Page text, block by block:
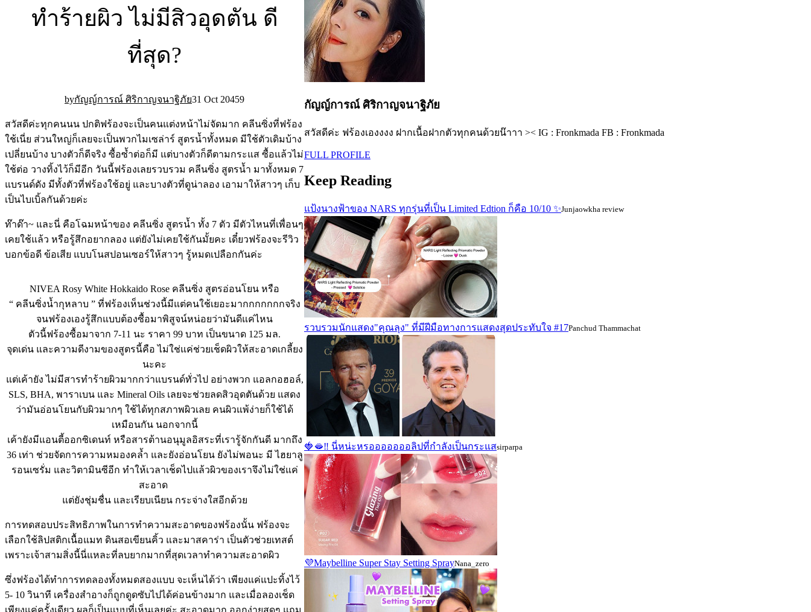
ทำร้ายผิว ไม่มีสิวอุดตัน ดี
ที่สุด?
กัญญ์การณ์ ศิริกาญจนาฐิภัย31 Oct 20459
สวัสดีค่ะทุกคนนน ปกติฟร้องจะเป็นคนแต่งหน้าไม่จัดมาก คลีนซิ่งที่ฟร้อง
ใช้เนี่ย ส่วนใหญ่ก็เลยจะเป็นพวกไมเซล่าร์ สูตรน้ำทั้งหมด มีใช้ตัวเดิมบ้าง
เปลี่ยนบ้าง บางตัวก็ดีจริง ซื้อซ้ำต่อก็มี แต่บางตัวก็ดีตามกระแส ซื้อแล้วไม่
ใช้ต่อ วางทิ้งไว้ก็มีอีก วันนี้ฟร้องเลยรวบรวม คลีนซิ่ง สูตรน้ำ มาทั้งหมด 7
แบรนด์ดัง มีทั้งตัวที่ฟร้องใช้อยู่ และบางตัวที่ดูน่าลอง เอามาให้สาวๆ เก็บ
เป็นไบเบิ้ลกันด้วยค่ะ
ท๊าด๊า~ และนี่ คือโฉมหน้าของ คลีนซิ่ง สูตรน้ำ ทั้ง 7 ตัว มีตัวไหนที่เพื่อนๆ
เคยใช้แล้ว หรือรู้สึกอยากลอง แต่ยังไม่เคยใช้กันมั้ยคะ เดี๋ยวฟร้องจะรีวิว
บอกข้อดี ข้อเสีย แบบโนสปอนเซอร์ให้สาวๆ รู้หมดเปลือกกันค่ะ
NIVEA Rosy White Hokkaido Rose คลีนซิ่ง สูตรอ่อนโยน หรือ
“ คลีนซิ่งน้ำกุหลาบ ” ที่ฟร้องเห็นช่วงนี้มีแต่คนใช้เยอะมากกกกกกกจริง
จนฟร้องเองรู้สึกแบบต้องซื้อมาพิสูจน์หน่อยว่ามันดีแค่ไหน
ตัวนี้ฟร้องซื้อมาจาก 7-11 นะ ราคา 99 บาท เป็นขนาด 125 มล.
จุดเด่น และความดีงามของสูตรนี้คือ ไม่ใช่แค่ช่วยเช็ดผิวให้สะอาดเกลี้ยง
นะคะ
แต่เค้ายัง ไม่มีสารทำร้ายผิวมากกว่าแบรนด์ทั่วไป อย่างพวก แอลกอฮอล์,
SLS, BHA, พาราเบน และ Mineral Oils เลยจะช่วยลดสิวอุดตันด้วย แสดง
ว่ามันอ่อนโยนกับผิวมากๆ ใช้ได้ทุกสภาพผิวเลย คนผิวแพ้ง่ายก็ใช้ได้
เหมือนกัน นอกจากนี้
เค้ายังมีแอนตี้ออกซิเดนท์ หรือสารต้านอนุมูลอิสระที่เรารู้จักกันดี มากถึง
36 เท่า ช่วยจัดการความหมองคล้ำ และยังอ่อนโยน ยังไม่พอนะ มี ไฮยาลู
รอนเซรั่ม และวิตามินซีอีก ทำให้เวลาเช็ดไปแล้วผิวของเราจึงไม่ใช่แค่
สะอาด
แต่ยังชุ่มชื่น และเรียบเนียน กระจ่างใสอีกด้วย
การทดสอบประสิทธิภาพในการทำความสะอาดของฟร้องนั้น ฟร้องจะ
เลือกใช้ลิปสติกเนื้อแมท ดินสอเขียนคิ้ว และมาสคาร่า เป็นตัวช่วยเทสต์
เพราะเจ้าสามสิ่งนี้นี่แหละที่ลบยากมากที่สุดเวลาทำความสะอาดผิว
ซึ่งฟร้องได้ทำการทดลองทั้งหมดสองแบบ จะเห็นได้ว่า เพียงแค่แปะทิ้งไว้
5- 10 วินาที เครื่องสำอางก็ถูกดูดซับไปได้ค่อนข้างมาก และเมื่อลองเช็ด
เพียงแค่ครั้งเดียว ผลก็เป็นแบบที่เห็นเลยค่ะ สะอาดมาก ออกง่ายสุดๆ แถม
กัญญ์การณ์ ศิริกาญจนาฐิภัย
สวัสดีค่ะ ฟร้องเองงงง ฝากเนื้อฝากตัวทุกคนด้วยน๊าาา >< IG : Fronkmada FB : Fronkmada
FULL PROFILE
Keep Reading
แป้งนางฟ้าของ NARS ทุกรุ่นที่เป็น Limited Edtion ก็คือ 10/10 ✨Junjaowkha review
รวบรวมนักแสดง"คุณลุง" ที่มีฝีมือทางการแสดงสุดประทับใจ #17Panchud Thammachat
🍓🫦‼ นี่หน่ะหรอออออออลิปที่กำลังเป็นกระแสsirparpa
💜Maybelline Super Stay Setting SprayNana_zero